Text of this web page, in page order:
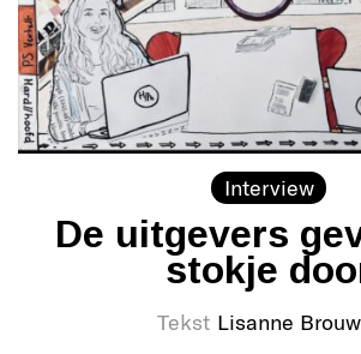
Interview
De uitgevers
stokje
Tekst Lisanne